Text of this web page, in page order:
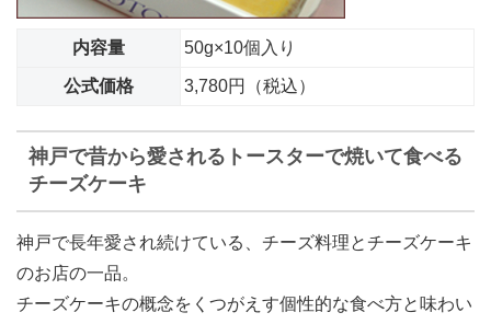
内容量 50g×10個入り
公式価格 3,780円（税込）
神戸で昔から愛されるトースターで焼いて食べる
チーズケーキ
神戸で長年愛され続けている、チーズ料理とチーズケーキ
のお店の一品。
チーズケーキの概念をくつがえす個性的な食べ方と味わい